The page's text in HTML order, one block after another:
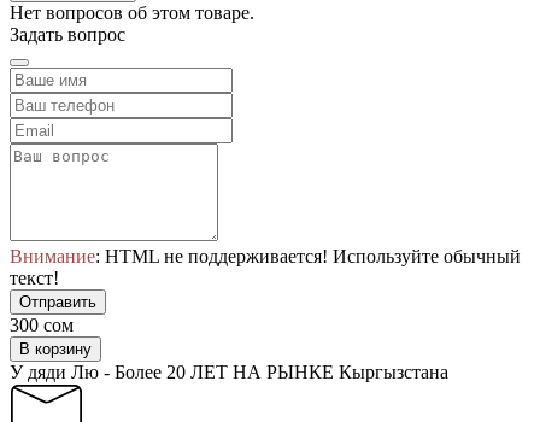
Нет вопросов об этом товаре.
Задать вопрос
Внимание: HTML не поддерживается! Используйте обычный
текст!
Отправить
300 сом
В корзину
У дяди Лю - Более 20 ЛЕТ НА РЫНКЕ Кыргызстана